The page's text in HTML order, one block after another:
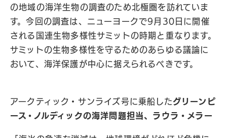
の地域の海洋生物の調査のため北極圏を訪れていま
す。今回の調査は、ニューヨークで9月30日に開催
される国連生物多様性サミットの時期と重なります。
サミットの生物多様性を守るためのあらゆる議論に
おいて、海洋保護が中心に据えられるべきです。
アークティック・サンライズ号に乗船したグリーンピ
ース・ノルディックの海洋問題担当、ラウラ・メラー